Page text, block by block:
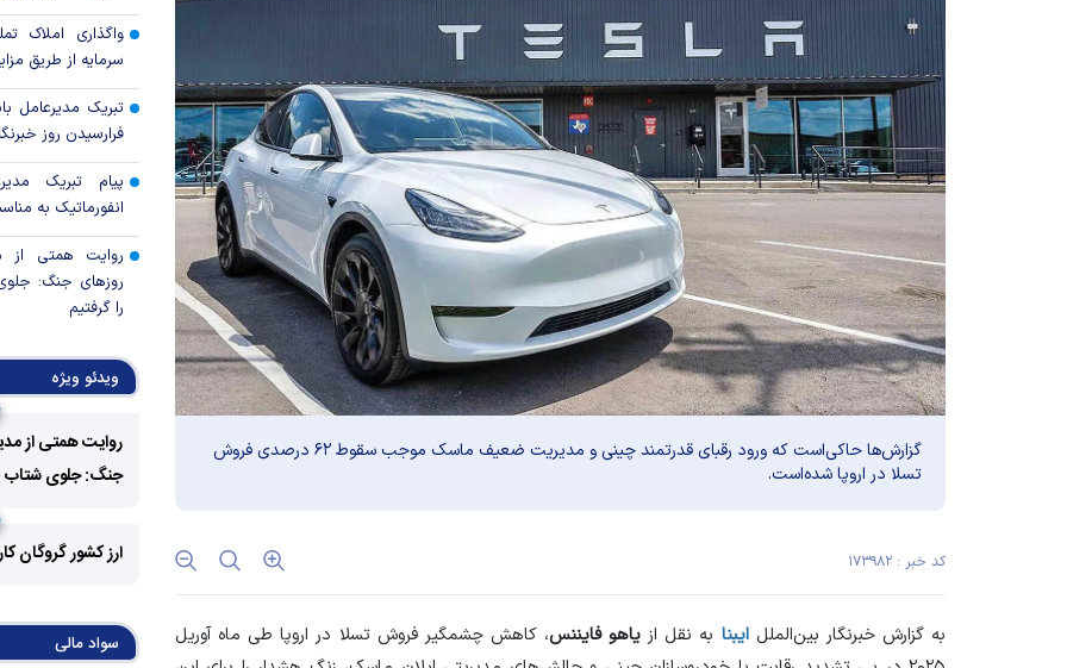
گزارش‌ها حاکی‌است که ورود رقبای قدرتمند چینی و مدیریت ضعیف ماسک موجب سقوط ۶۲ درصدی فروش
تسلا در اروپا شده‌است.
کد خبر : ۱۷۳۹۸۲
به گزارش خبرنگار بین‌المللایبنا به نقل از یاهو فایننس، کاهش چشمگیر فروش تسلا در اروپا طی ماه آوریل
واگذاری املاک
سرمایه از طریق
تبریک مدیرعامل
فرارسیدن روز
پیام تبریک
انفورماتیک به
روایت همتی از
روزهای جنگ:
را گرفتیم
صدرنشینی
استودیو
عبدالناصر همتی
آرایش جنگی
مهم‌ترین پروژه
نفت،
اتکای اقتصاد
ویدئو ویژه
روایت همتی از
جنگ: جلوی شتاب
ارز کشور گروگان
سواد مالی